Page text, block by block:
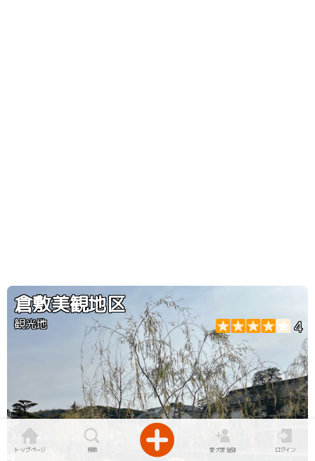
倉敷美観地区
観光地 4
トップページ 検索 愛犬家登録 ログイン